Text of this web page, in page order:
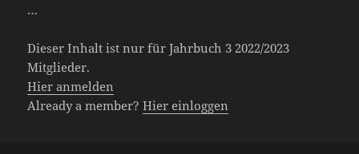
…
Dieser Inhalt ist nur für Jahrbuch 3 2022/2023
Mitglieder.
Hier anmelden
Already a member?Hier einloggen